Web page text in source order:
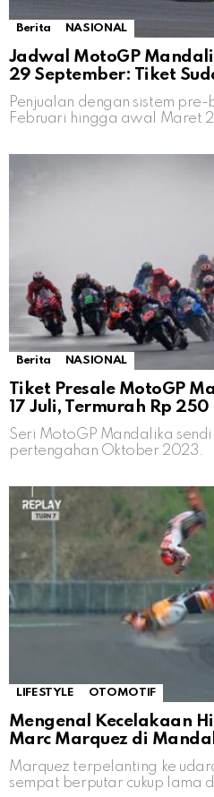
Berita NASIONAL
Jadwal MotoGP
29 September: Tiket
Penjualan dengan sistem
Februari hingga awal Maret
Berita NASIONAL
Tiket Presale MotoGP
17 Juli, Termurah Rp 250
Seri MotoGP Mandalika
pertengahan Oktober 2023.
LIFESTYLE OTOMOTIF
Mengenal Kecelakaan
Marc Marquez di
Marquez terpelanting ke
sempat berputar cukup lama